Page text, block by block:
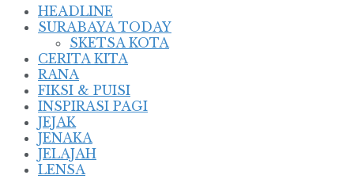
HEADLINE
SURABAYA TODAY
SKETSA KOTA
CERITA KITA
RANA
FIKSI & PUISI
INSPIRASI PAGI
JEJAK
JENAKA
JELAJAH
LENSA